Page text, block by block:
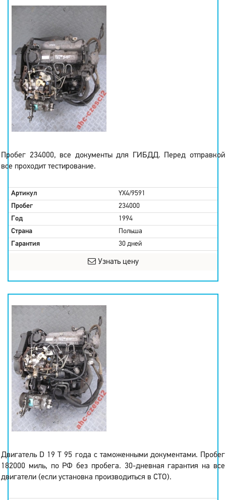
Пробег 234000, все документы для ГИБДД. Перед отправкой
все проходит тестирование.
Артикул
YX4/9591
Пробег
234000
Год
1994
Страна
Польша
Гарантия
30 дней
Узнать цену
Двигатель D 19 T 95 года с таможенными документами. Пробег
182000 миль, по РФ без пробега. 30-дневная гарантия на все
двигатели (если установка производиться в СТО).